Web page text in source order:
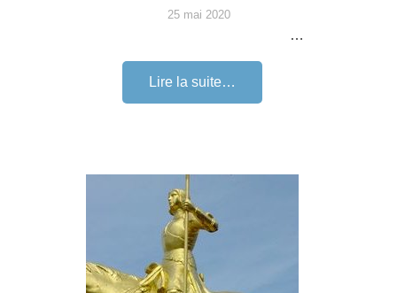
25 mai 2020
…
Lire la suite…